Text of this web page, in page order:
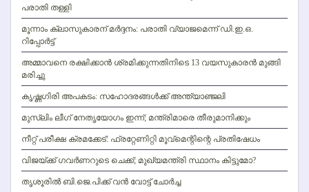
പരാതി തള്ളി
മൂന്നാം ക്ലാസുകാരന് മര്‍ദ്ദനം: പരാതി വ്യാജമെന്ന് ഡി.ഇ.ഒ.
റിപ്പോര്‍ട്ട്
അമ്മാവനെ രക്ഷിക്കാന്‍ ശ്രമിക്കുന്നതിനിടെ 13 വയസുകാരന്‍ മുങ്ങി
മരിച്ചു
കൃഷ്ണഗിരി അപകടം: സഹോദരങ്ങള്‍ക്ക് അന്ത്യാഞ്ജലി
മുസ്ലിം ലീഗ് നേതൃയോഗം ഇന്ന്; മന്ത്രിമാരെ തീരുമാനിക്കും
നീറ്റ് പരീക്ഷ ക്രമക്കേട്: ഫ്രറ്റേണിറ്റി മൂവ്‌മെന്റിന്റെ പ്രതിഷേധം
വിജയ്ക്ക് ഗവര്‍ണറുടെ ചെക്ക്; മുഖ്യമന്ത്രി സ്ഥാനം കിട്ടുമോ?
തൃശൂരില്‍ ബി.ജെ.പിക്ക് വന്‍ വോട്ട് ചോര്‍ച്ച